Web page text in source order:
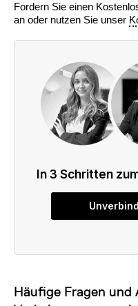
Fordern Sie einen
an oder nutzen Sie unser
Häufige Fragen